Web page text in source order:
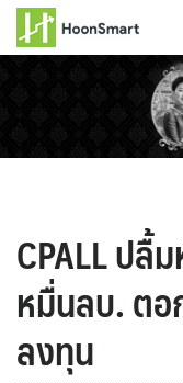
CPALL ปลื้
หมื่นลบ. ตอ
ลงทุน